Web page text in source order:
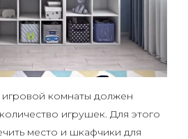
комнаты должен
игрушек. Для этого
место и шкафчики для